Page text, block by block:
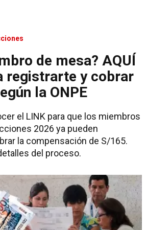
de mesa? AQUÍ
registrarte y cobrar
la ONPE
el LINK para que los miembros
2026 ya pueden
la compensación de S/165.
del proceso.